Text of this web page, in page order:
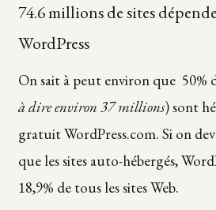
74.6 millions de sites
WordPress
On sait à peut environ que 50%
à dire environ 37 millions) sont
gratuit WordPress.com. Si on
que les sites auto-hébergés,
18,9% de tous les sites Web.